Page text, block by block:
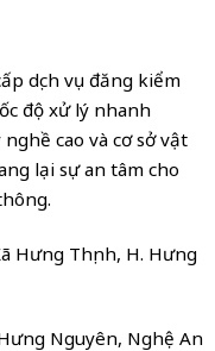
dịch vụ đăng kiểm
độ xử lý nhanh
cao và cơ sở vật
lại sự an tâm cho
Hưng Thịnh, H. Hưng
Nguyên, Nghệ An